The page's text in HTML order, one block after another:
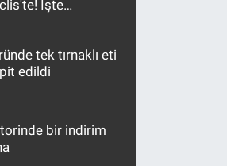
İşte
tek tırnaklı eti
edildi
bir indirim